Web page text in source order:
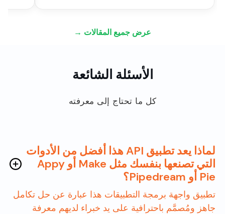
عرض جميع المقالات →
الأسئلة الشائعة
كل ما تحتاج إلى معرفته
لماذا يعد تطبيق API هذا أفضل من الأدوات
التي تصنعها بنفسك مثل Make أو Appy
Pie أو Pipedream؟
تطبيق واجهة برمجة التطبيقات هذا عبارة عن حل تكامل
جاهز ومُصمَّم باحترافية على يد خبراء لديهم معرفة